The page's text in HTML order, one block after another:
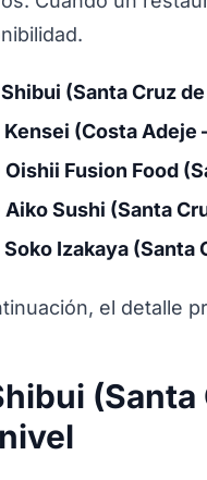
Shibui (Santa Cruz
Kensei (Costa Adeje
Oishii Fusion Food
Aiko Sushi (Santa
Soko Izakaya (Santa
el detalle